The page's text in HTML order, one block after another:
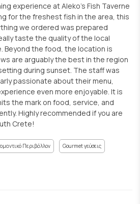
experience at Aleko’s Fish Taverne
for the freshest fish in the area, this
we ordered was prepared
taste the quality of the local
Beyond the food, the location is
are arguably the best in the region
during sunset. The staff was
passionate about their menu,
even more enjoyable. It is
the mark on food, service, and
Highly recommended if you are
Crete!
Περιβάλλον Gourmet γεύσεις